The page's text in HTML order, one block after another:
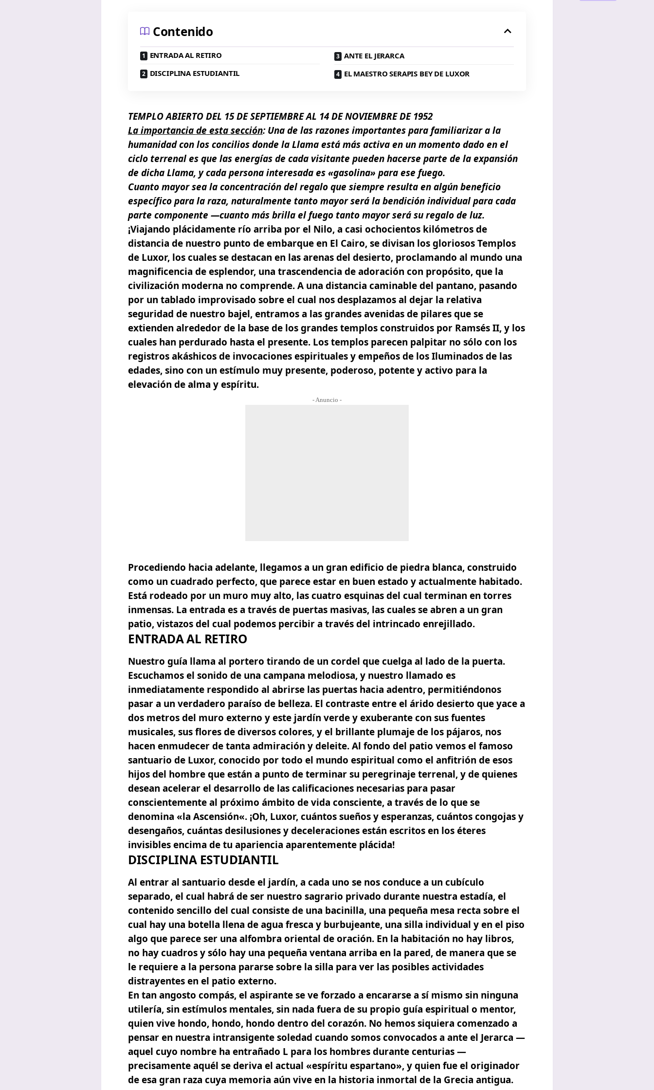
Contenido
ENTRADA AL RETIRO
DISCIPLINA ESTUDIANTIL
ANTE EL JERARCA
EL MAESTRO SERAPIS BEY DE LUXOR
TEMPLO ABIERTODEL 15 DESEPTIEMBREAL 14 DENOVIEMBREDE1952
Laimportanciade estasección:Una de las razones importantes para familiarizar a la
humanidad con los concilios donde la Llama está más activa en un momento dado en el
ciclo terrenal es que las energías de cada visitante pueden hacerse parte de la expansión
de dicha Llama, y cada persona interesada es«gasolina» para ese fuego.
Cuanto mayor sea la concentración del regalo que siempre resulta en algún beneficio
específico para la raza, naturalmente tanto mayor será la bendición individual para cada
parte componente —cuanto más brilla el fuego tanto mayor será su regalo de luz.
¡Viajando plácidamente río arriba por el Nilo, a casi ochocientos kilómetros de
distancia de nuestro punto de embarque en El Cairo, se divisan los gloriosos Templos
de Luxor, los cuales se destacan en las arenas del desierto, proclamando al mundo una
magnificencia de esplendor, una trascendencia de adoración con propósito, que la
civilización moderna no comprende. A una distancia caminable del pantano, pasando
por un tablado improvisado sobre el cual nos desplazamos al dejar la relativa
seguridad de nuestro bajel, entramos a las grandes avenidas de pilares que se
extienden alrededor de la base de los grandes templos construidos por Ramsés II, y los
cuales han perdurado hasta el presente. Los templos parecen palpitar no sólo con los
registros akáshicos de invocaciones espirituales y empeños de los Iluminados de las
edades,sino con un estímulo muy presente, poderoso, potente y activo para la
elevación de alma y espíritu.
- Anuncio -
Procediendo hacia adelante, llegamos a un gran edificio de piedra blanca, construido
como un cuadrado perfecto, que parece estar en buen estado y actualmente habitado.
Está rodeado por un muro muy alto, las cuatro esquinas del cual terminan en torres
inmensas. La entrada es a través de puertas masivas, las cuales se abren a un gran
patio, vistazos del cual podemos percibir a través del intrincado enrejillado.
ENTRADA AL RETIRO
Nuestro guía llama al portero tirando de un cordel que cuelga al lado de la puerta.
Escuchamos el sonido de una campana melodiosa, y nuestro llamado es
inmediatamente respondido al abrirse las puertas hacia adentro, permitiéndonos
pasar a un verdadero paraíso de belleza. El contraste entre el árido desierto que yace a
dos metros del muro externo y este jardín verde y exuberante con sus fuentes
musicales, sus flores de diversos colores, y el brillante plumaje de los pájaros, nos
hacen enmudecer de tanta admiración y deleite.Al fondo del patio vemos el famoso
santuario de Luxor, conocido por todo el mundo espiritual como el anfitrión de esos
hijos del hombre que están a punto de terminar su peregrinaje terrenal, y de quienes
desean acelerar el desarrollo de las calificaciones necesarias para pasar
conscientemente al próximo ámbito de vida consciente, a través de lo que se
denomina «la Ascensión«. ¡Oh, Luxor, cuántos sueños y esperanzas, cuántos congojas y
desengaños, cuántas desilusiones y deceleraciones están escritos en los éteres
invisibles encima de tu apariencia aparentemente plácida!
DISCIPLINA ESTUDIANTIL
Al entrar al santuario desde el jardín, a cada uno se nos conduce a un cubículo
separado, el cual habrá de ser nuestro sagrario privado durante nuestra estadía, el
contenido sencillo del cual consiste de una bacinilla, una pequeña mesa recta sobre el
cual hay una botella llena de agua fresca y burbujeante, una silla individual y en el piso
algo que parece ser una alfombra oriental de oración. En la habitación no hay libros,
no hay cuadros y sólo hay una pequeña ventana arriba en la pared,de manera que se
le requiere a la persona pararse sobre la silla para ver las posibles actividades
distrayentes en el patio externo.
En tan angosto compás, el aspirante se ve forzado a encararse a sí mismo sin ninguna
utilería, sin estímulos mentales, sin nada fuera de su propio guía espiritual o mentor,
quien vive hondo, hondo, hondo dentro del corazón. No hemos siquiera comenzado a
pensar en nuestra intransigente soledad cuando somos convocados a ante el Jerarca —
aquel cuyo nombre ha entrañado L para los hombres durante centurias —
precisamente aquél se deriva el actual «espíritu espartano», y quien fue el originador
de esa gran raza cuya memoria aún vive en la historia inmortal de la Grecia antigua.